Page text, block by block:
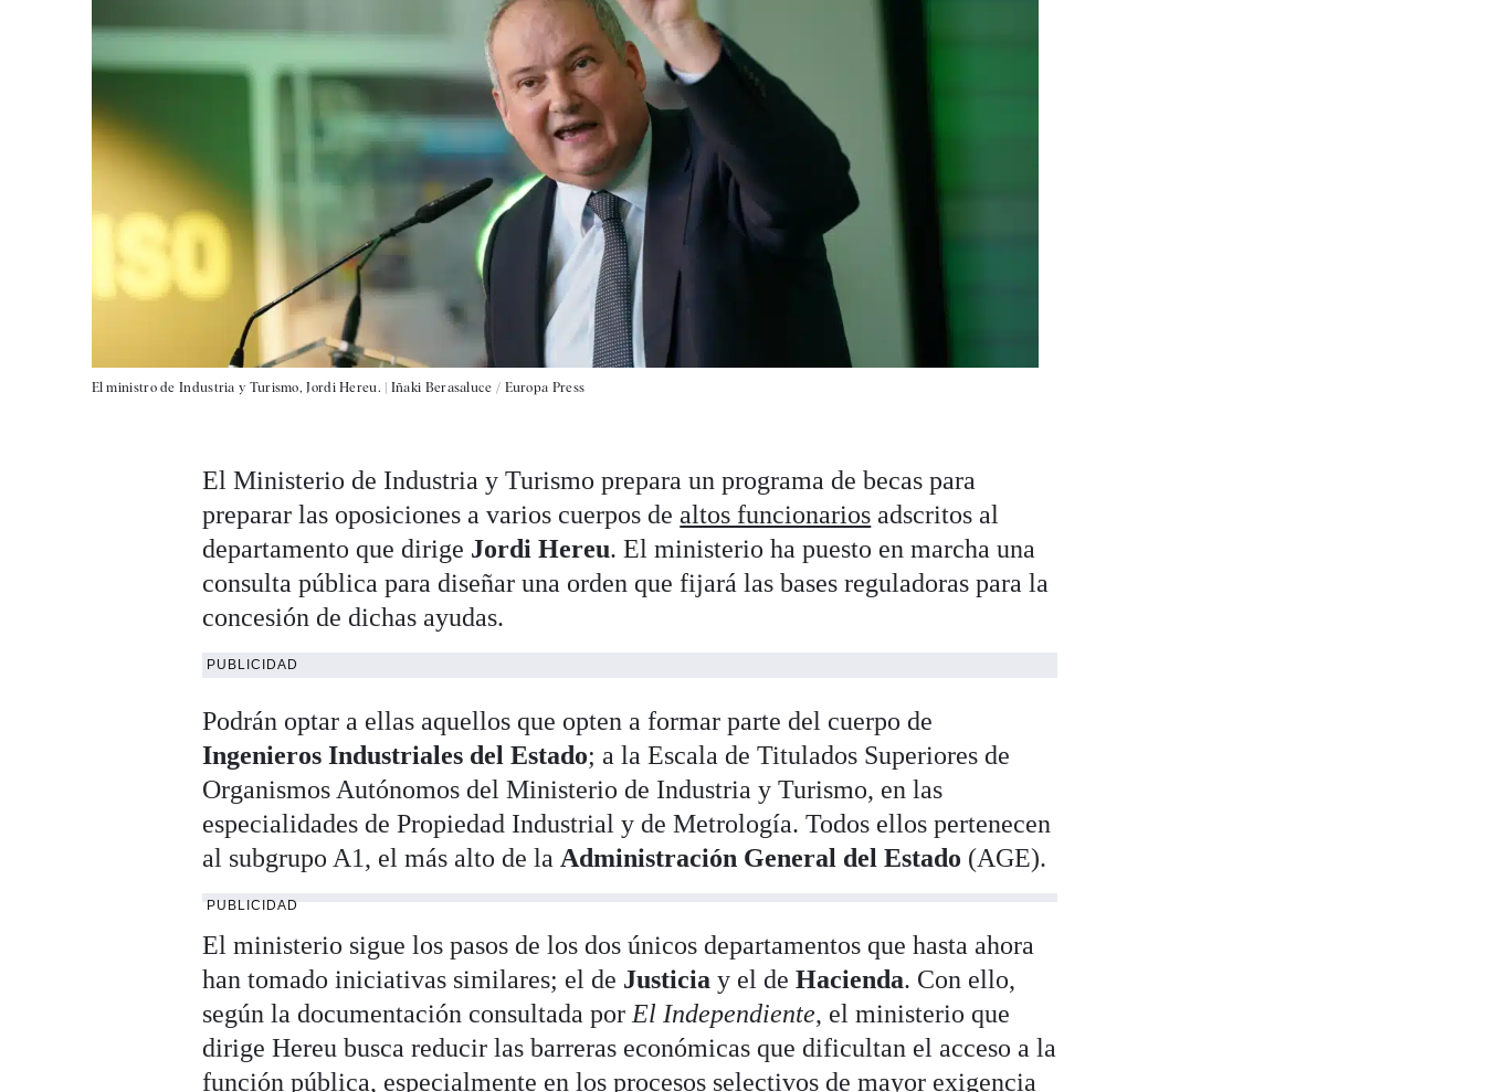
El ministro de Industria y Turismo, Jordi Hereu. | Iñaki Berasaluce / Europa Press
El Ministerio de Industria y Turismo prepara un programa de becas para
preparar las oposiciones a varios cuerpos de altos funcionarios adscritos al
departamento que dirige Jordi Hereu. El ministerio ha puesto en marcha una
consulta pública para diseñar una orden que fijará las bases reguladoras para la
concesión de dichas ayudas.
PUBLICIDAD
Podrán optar a ellas aquellos que opten a formar parte del cuerpo de
Ingenieros Industriales del Estado; a la Escala de Titulados Superiores de
Organismos Autónomos del Ministerio de Industria y Turismo, en las
especialidades de Propiedad Industrial y de Metrología. Todos ellos pertenecen
al subgrupo A1, el más alto de la Administración General del Estado (AGE).
PUBLICIDAD
El ministerio sigue los pasos de los dos únicos departamentos que hasta ahora
han tomado iniciativas similares; el de Justiciay el deHacienda. Con ello,
según la documentación consultada por El Independiente, el ministerio que
dirige Hereu busca reducir las barreras económicas que dificultan el acceso a la
función pública, especialmente en los procesos selectivos de mayor exigencia